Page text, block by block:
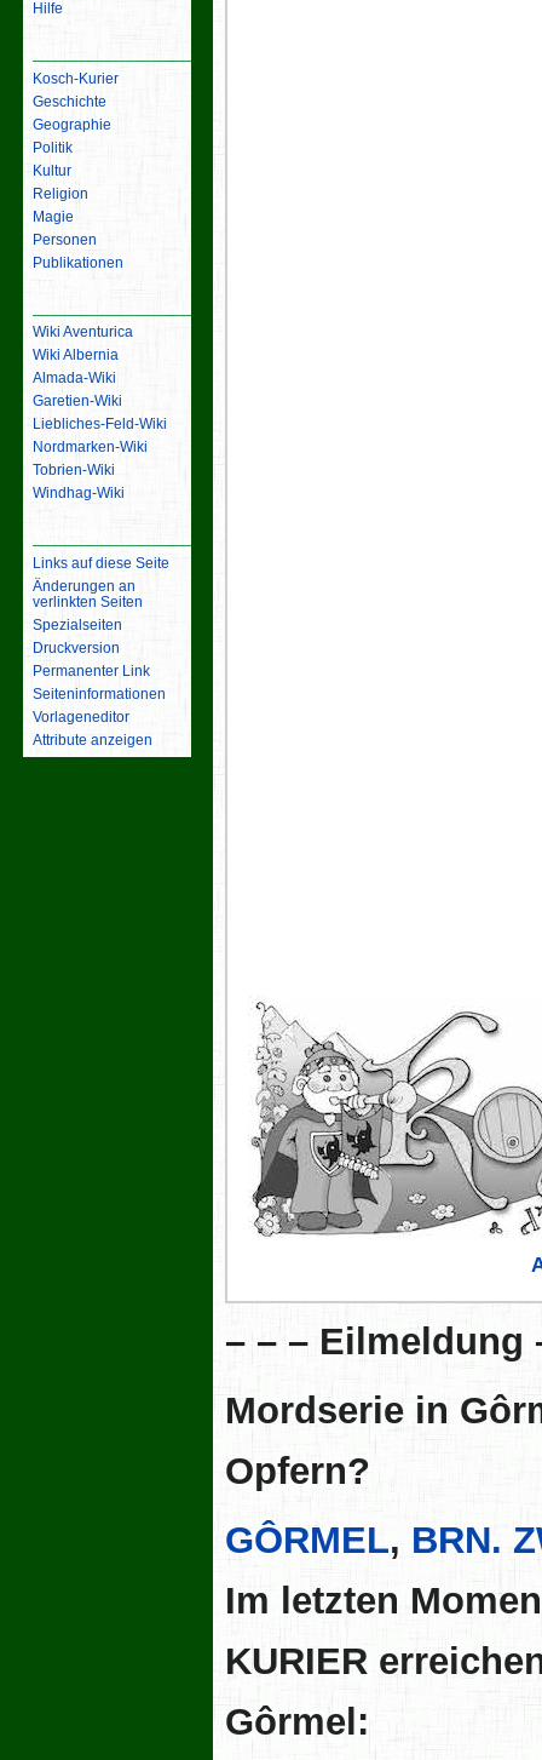
– – – Eilmeldung
Mordserie in
Opfern?
GÔRMEL, BRN.
Im letzten
KURIER
Gôrmel:
Hilfe
Kosch-Kurier
Geschichte
Geographie
Politik
Kultur
Religion
Magie
Personen
Publikationen
Wiki Aventurica
Wiki Albernia
Almada-Wiki
Garetien-Wiki
Liebliches-Feld-Wiki
Nordmarken-Wiki
Tobrien-Wiki
Windhag-Wiki
Links auf diese Seite
Änderungen an
verlinkten Seiten
Spezialseiten
Druckversion
Permanenter Link
Seiten­­informationen
Vorlageneditor
Attribute anzeigen